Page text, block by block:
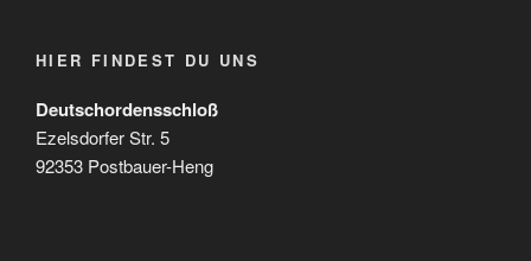
HIER FINDEST DU UNS
Deutschordensschloß
Ezelsdorfer Str. 5
92353 Postbauer-Heng